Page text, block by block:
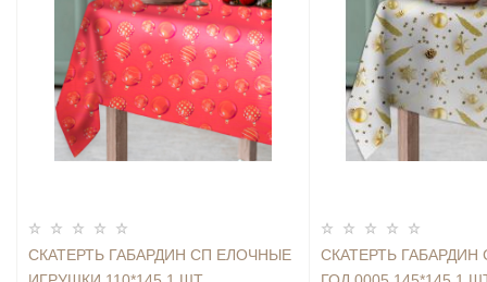
СКАТЕРТЬ ГАБАРДИН СП ЕЛОЧНЫЕ
СКАТЕРТЬ